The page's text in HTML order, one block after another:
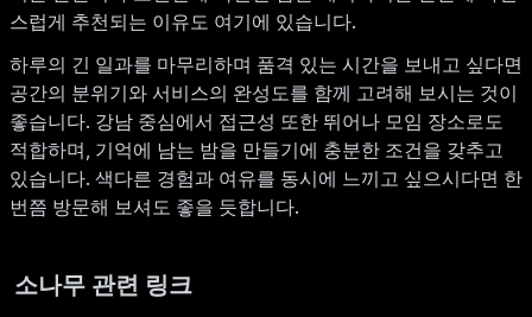
스럽게 추천되는 이유도 여기에 있습니다.
하루의 긴 일과를 마무리하며 품격 있는 시간을 보내고 싶다면
공간의 분위기와 서비스의 완성도를 함께 고려해 보시는 것이
좋습니다. 강남 중심에서 접근성 또한 뛰어나 모임 장소로도
적합하며, 기억에 남는 밤을 만들기에 충분한 조건을 갖추고
있습니다. 색다른 경험과 여유를 동시에 느끼고 싶으시다면 한
번쯤 방문해 보셔도 좋을 듯합니다.
소나무 관련 링크